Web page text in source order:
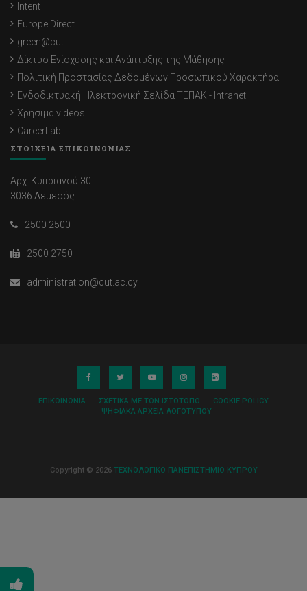
Intent
Europe Direct
green@cut
Δίκτυο Ενίσχυσης και Ανάπτυξης της Μάθησης
Πολιτική Προστασίας Δεδομένων Προσωπικού Χαρακτήρα
Ενδοδικτυακή Ηλεκτρονική Σελίδα ΤΕΠΑΚ - Intranet
Χρήσιμα videos
CareerLab
ΣΤΟΙΧΕΙΑ ΕΠΙΚΟΙΝΩΝΙΑΣ
Αρχ. Κυπριανού 30
3036 Λεμεσός
2500 2500
2500 2750
administration@cut.ac.cy
ΕΠΙΚΟΙΝΩΝΊΑ ΣΧΕΤΙΚΆ ΜΕ ΤΟΝ ΙΣΤΌΤΟΠΟ
COOKIE POLICY
ΨΗΦΙΑΚΆ ΑΡΧΕΊΑ ΛΟΓΌΤΥΠΟΥ
Copyright © 2026 ΤΕΧΝΟΛΟΓΙΚΟ ΠΑΝΕΠΙΣΤΗΜΙΟ ΚΥΠΡΟΥ